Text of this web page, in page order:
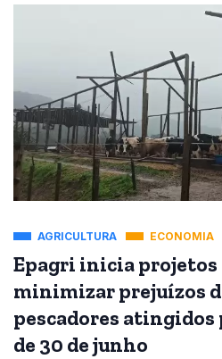
AGRICULTURA ECONOMIA
Epagri inicia projetos
minimizar prejuízos
pescadores
de 30 de junho